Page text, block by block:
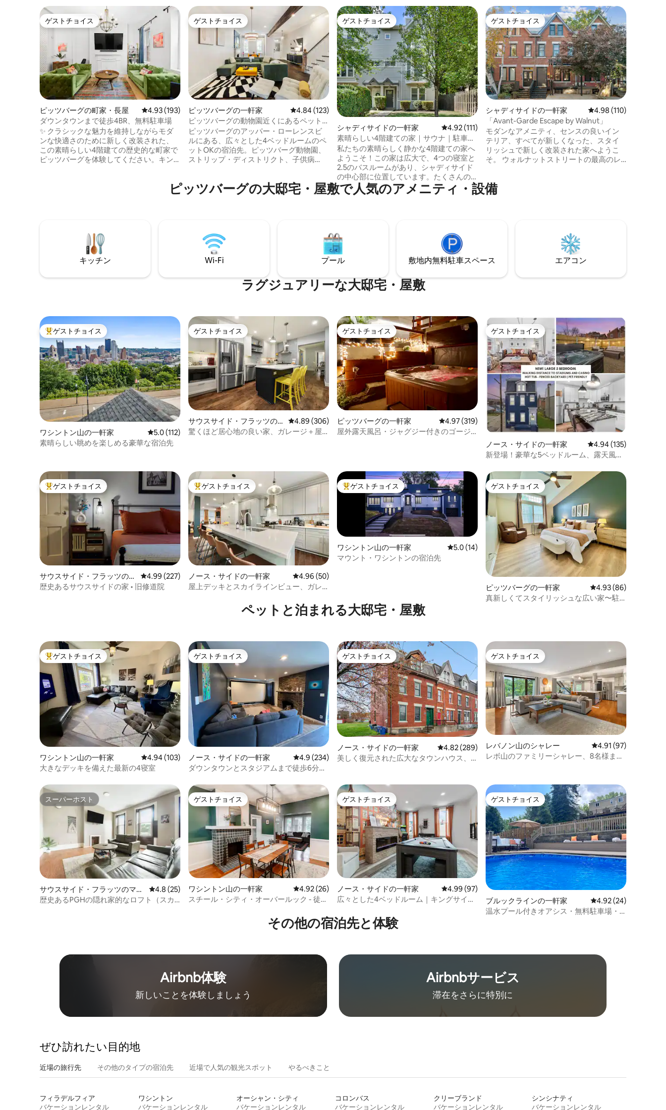
ゲストチョイス
ゲストチョイス
ピッツバーグの町家・長屋 レビュー193件、5つ星中4.93つ星の平均評価
4.93 (193)
ダウンタウンまで徒歩4BR、無料駐車場
✨ クラシックな魅力を維持しながらモダ
ンな快適さのために新しく改装された、
この素晴らしい4階建ての歴史的な町家で
ピッツバーグを体験してください。キン
れ、グループ、または出張に最適です。
設備の整ったキッチン、専用のワークス
ントアリーナ、ストリップ・ディストリ
クトからわずか数分の場所にあり、ラグ
ジュアリー、広いスペース、都会の利便
性が完璧に融合しています。✨ 今すぐ予
約！⭐⭐⭐⭐⭐
ゲストチョイス
ゲストチョイス
ピッツバーグの一軒家 レビュー123件、5つ星中4.84つ星の平均評価
4.84 (123)
ピッツバーグの動物園近くにあるペット
OKの宿泊先、12名様まで宿泊可能
ピッツバーグのアッパー・ローレンスビ
ルにある、広々とした4ベッドルームのペ
ットOKの宿泊先。ピッツバーグ動物園、
ストリップ・ディストリクト、子供病
ュア・スタジアム、PPGペインツ・アリ
ーナ、ピッツバーグ大学／カーネギーメ
です。ご家族連れ、UPMCでの医療滞在、
試合観戦旅行、卒業式、団体旅行に最適
です。無料駐車場があり、ローレンスビ
ルで最高のレストランやショップまで徒
ゲストチョイス
ゲストチョイス
シャディサイドの一軒家 レビュー111件、5つ星中4.92つ星の平均評価
4.92 (111)
素晴らしい4階建ての家｜サウナ｜駐車場
｜徒歩圏内
私たちの素晴らしく静かな4階建ての家へ
ようこそ！この家は広大で、4つの寝室と
2.5のバスルームがあり、シャディサイド
の中心部に位置しています。たくさんの
レストラン、コーヒーショップ、バー、
お店まで徒歩圏内で、ジャイアントイー
ウナ ⭐2つのプライベートデッキ ⭐布団
+エアマットレス+折りたたみベッド1台
+ベビーベッド1台 ⭐洗濯機・乾燥機 ⭐屋外
駐車場（3台） 私のチームと私は、ご滞在
応しています！
ゲストチョイス
ゲストチョイス
シャディサイドの一軒家 レビュー110件、5つ
4.98 (110)
「Avant-Garde Escape by Walnut」
モダンなアメニティ、センスの良いイン
テリア、すべてが新しくなった、スタイ
リッシュで新しく改装された家へようこ
そ。 ウォルナットストリートの最高のレ
グを探索するのに最適な拠点です！ キン
グベッド⭐2台＋クイーンベッド2台＋折り
ース⭐2台分（無料） ⭐ パックNプレイ＆
365日対応のサポートチームが対応いたし
ます！
ピッツバーグの大邸宅・屋敷で人気のアメニティ・設備
キッチン Wi-Fi プール 敷地内無料駐⁠車ス⁠ペ⁠ー⁠ス エアコン
ラグジュアリーな大邸宅・屋敷
大好評のゲストチョイスです。
ゲストチョイス
ワシントン山の一軒家 レビュー112件、5つ星中5.0つ星の平均評価
5.0 (112)
素晴らしい眺めを楽しめる豪華な宿泊先
ゲストチョイス
ゲストチョイス
サウスサイド・フラッツの
町家・長屋
レビュー306件、5つ星中4.89つ星の平均評価
4.89 (306)
驚くほど居心地の良い家、ガレージ＋屋
ゲストチョイス
ゲストチョイス
ピッツバーグの一軒家 レビュー319件、5つ星中4.97つ星の平均評価
4.97 (319)
屋外露天風呂・ジャグジー付きのゴージ
ゲストチョイス
ゲストチョイス
ノース・サイドの一軒家 レビュー135件、5つ
4.94 (135)
新登場！豪華な5ベッドルーム、露天風
歩
大好評のゲストチョイスです。
ゲストチョイス
サウスサイド・フラッツの一
軒家
レビュー227件、5つ星中4.99つ星の平均評価
4.99 (227)
歴史あるサウスサイドの家 • 旧修道院
大好評のゲストチョイスです。
ゲストチョイス
ノース・サイドの一軒家 レビュー50件、5つ星中4.96つ星の平均評価
4.96 (50)
屋上デッキとスカイラインビュー、ガレ
大好評のゲストチョイスです。
ゲストチョイス
ワシントン山の一軒家 レビュー14件、5つ星中5.0つ星の平均評価
5.0 (14)
マウント・ワシントンの宿泊先
ゲストチョイス
ゲストチョイス
ピッツバーグの一軒家 レビュー86件、5つ星
4.93 (86)
真新しくてスタイリッシュな広い家〜駐
ペットと泊まれる大邸宅・屋敷
大好評のゲストチョイスです。
ゲストチョイス
ワシントン山の一軒家 レビュー103件、5つ星中4.94つ星の平均評価
4.94 (103)
大きなデッキを備えた最新の4寝室
ゲストチョイス
ゲストチョイス
ノース・サイドの一軒家 レビュー234件、5つ星中4.9つ星の平均評価
4.9 (234)
ダウンタウンとスタジアムまで徒歩6分の
ゲストチョイス
ゲストチョイス
ノース・サイドの一軒家 レビュー289件、5つ星中4.82つ星の平均評価
4.82 (289)
美しく復元された広大なタウンハウス、
ゲストチョイス
ゲストチョイス
レバノン山のシャレー レビュー97件、5つ
4.91 (97)
レボ山のファミリーシャレー、8名様まで
スーパーホスト
スーパーホスト
サウスサイド・フラッツのマン
ション・アパート
レビュー25件、5つ星中4.8つ星の平均評価
4.8 (25)
歴史あるPGHの隠れ家的なロフト（スカ
ゲストチョイス
ゲストチョイス
ワシントン山の一軒家 レビュー26件、5つ星中4.92つ星の平均評価
4.92 (26)
スチール・シティ・オーバールック - 徒歩
ゲストチョイス
ゲストチョイス
ノース・サイドの一軒家 レビュー97件、5つ星中4.99つ星の平均評価
4.99 (97)
広々とした4ベッドルーム｜キングサイズ
ド、駐車場
ゲストチョイス
ゲストチョイス
ブルックラインの一軒家 レビュー24件、5つ星
4.92 (24)
温水プール付きオアシス・無料駐車場・
その他の宿⁠泊⁠先と体⁠験
Airbnb体験
新しいことを体験しましょう
Airbnb⁠サ⁠ー⁠ビ⁠ス
滞在をさ⁠ら⁠に特⁠別⁠に
ぜひ訪⁠れ⁠た⁠い目⁠的⁠地
近場の旅行先 その他のタ⁠イ⁠プ⁠の宿⁠泊⁠先 近場で人気の観光スポット やるべきこと
フィラデルフィア
バケーションレンタル
ワシントン
バケーションレンタル
オーシャン・シティ
バケーションレンタル
コロンバス
バケーションレンタル
クリーブランド
バケーションレンタル
シンシナティ
バケーションレンタル